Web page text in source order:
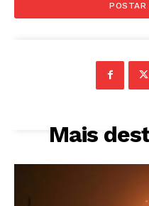
Mais